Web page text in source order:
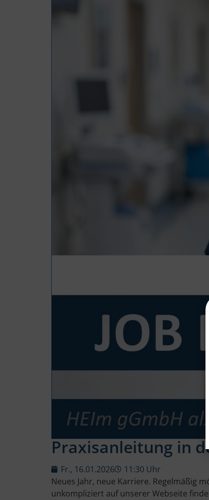
Praxisan­leitung in
Fr., 16.01.2026
11:30 Uhr
Neues Jahr, neue Karriere. Regelmäßig
unkompliziert auf unserer Webseite